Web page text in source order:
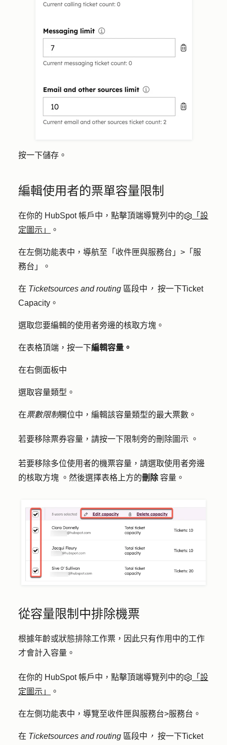
按一下儲存 。
編輯使用者的票單容量限制
在你的 HubSpot 帳戶中，點擊頂端導覽列中的
「設
定圖示」
。
在左側功能表中，導航至「 收件匣與服務台 」>「 服
務台 」。
在 Ticketsources and routing 區段中 ， 按一下Ticket
Capacity 。
選取您要編輯的使用者旁邊的核取方塊 。
在表格頂端，按一下編輯容量。
在右側面板中
選取容量類型 。
在票數限制欄位中，編輯該容量類型的最大票數。
若要移除票券容量，請按一下限制旁的刪除圖示 。
若要移除多位使用者的機票容量，請選取使用者旁邊
的核取方塊 。然後選擇表格上方的刪除 容量 。
從容量限制中排除機票
根據年齡或狀態排除工作票，因此只有作用中的工作
才會計入容量。
在你的 HubSpot 帳戶中，點擊頂端導覽列中的
「設
定圖示」
。
在左側功能表中，導覽至收件匣與服務台>服務台 。
在 Ticketsources and routing 區段中 ， 按一下Ticket